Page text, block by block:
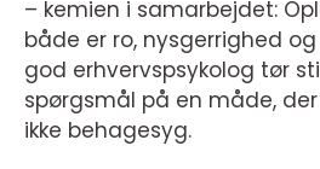
– kemien i samarbejdet:
både er ro, nysgerrighed
god erhvervspsykolog tør
spørgsmål på en måde,
ikke behagesyg.